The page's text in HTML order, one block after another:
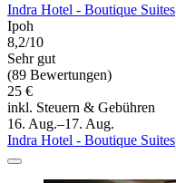
Indra Hotel - Boutique Suites
Ipoh
8,2/10
Sehr gut
(89 Bewertungen)
25 €
inkl. Steuern & Gebühren
16. Aug.–17. Aug.
Indra Hotel - Boutique Suites